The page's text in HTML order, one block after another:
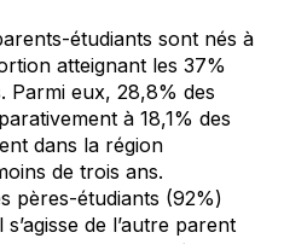
étudiants sont nés à
atteignant les 37%
Parmi eux, 28,8% des
à 18,1% des
dans la région
de trois ans.
pères-étudiants (92%)
de l’autre parent